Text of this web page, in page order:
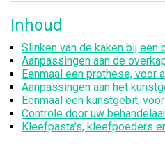
Inhoud
Slinken van de kaken bij
Aanpassingen aan de
Eenmaal een prothese, voor
Aanpassingen aan het
Eenmaal een kunstgebit,
Controle door uw
Kleefpasta’s, kleefpoeders